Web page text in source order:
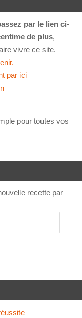
par le lien ci-
de plus,
vivre ce site.
par ici
pour toutes vos
recette par